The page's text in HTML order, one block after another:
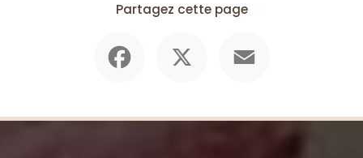
Partagez cette page